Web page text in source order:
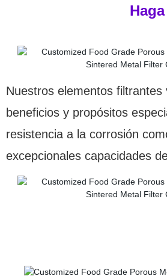
Nuestros elementos
beneficios y propósitos
resistencia a la corrosión
excepcionales capacidades